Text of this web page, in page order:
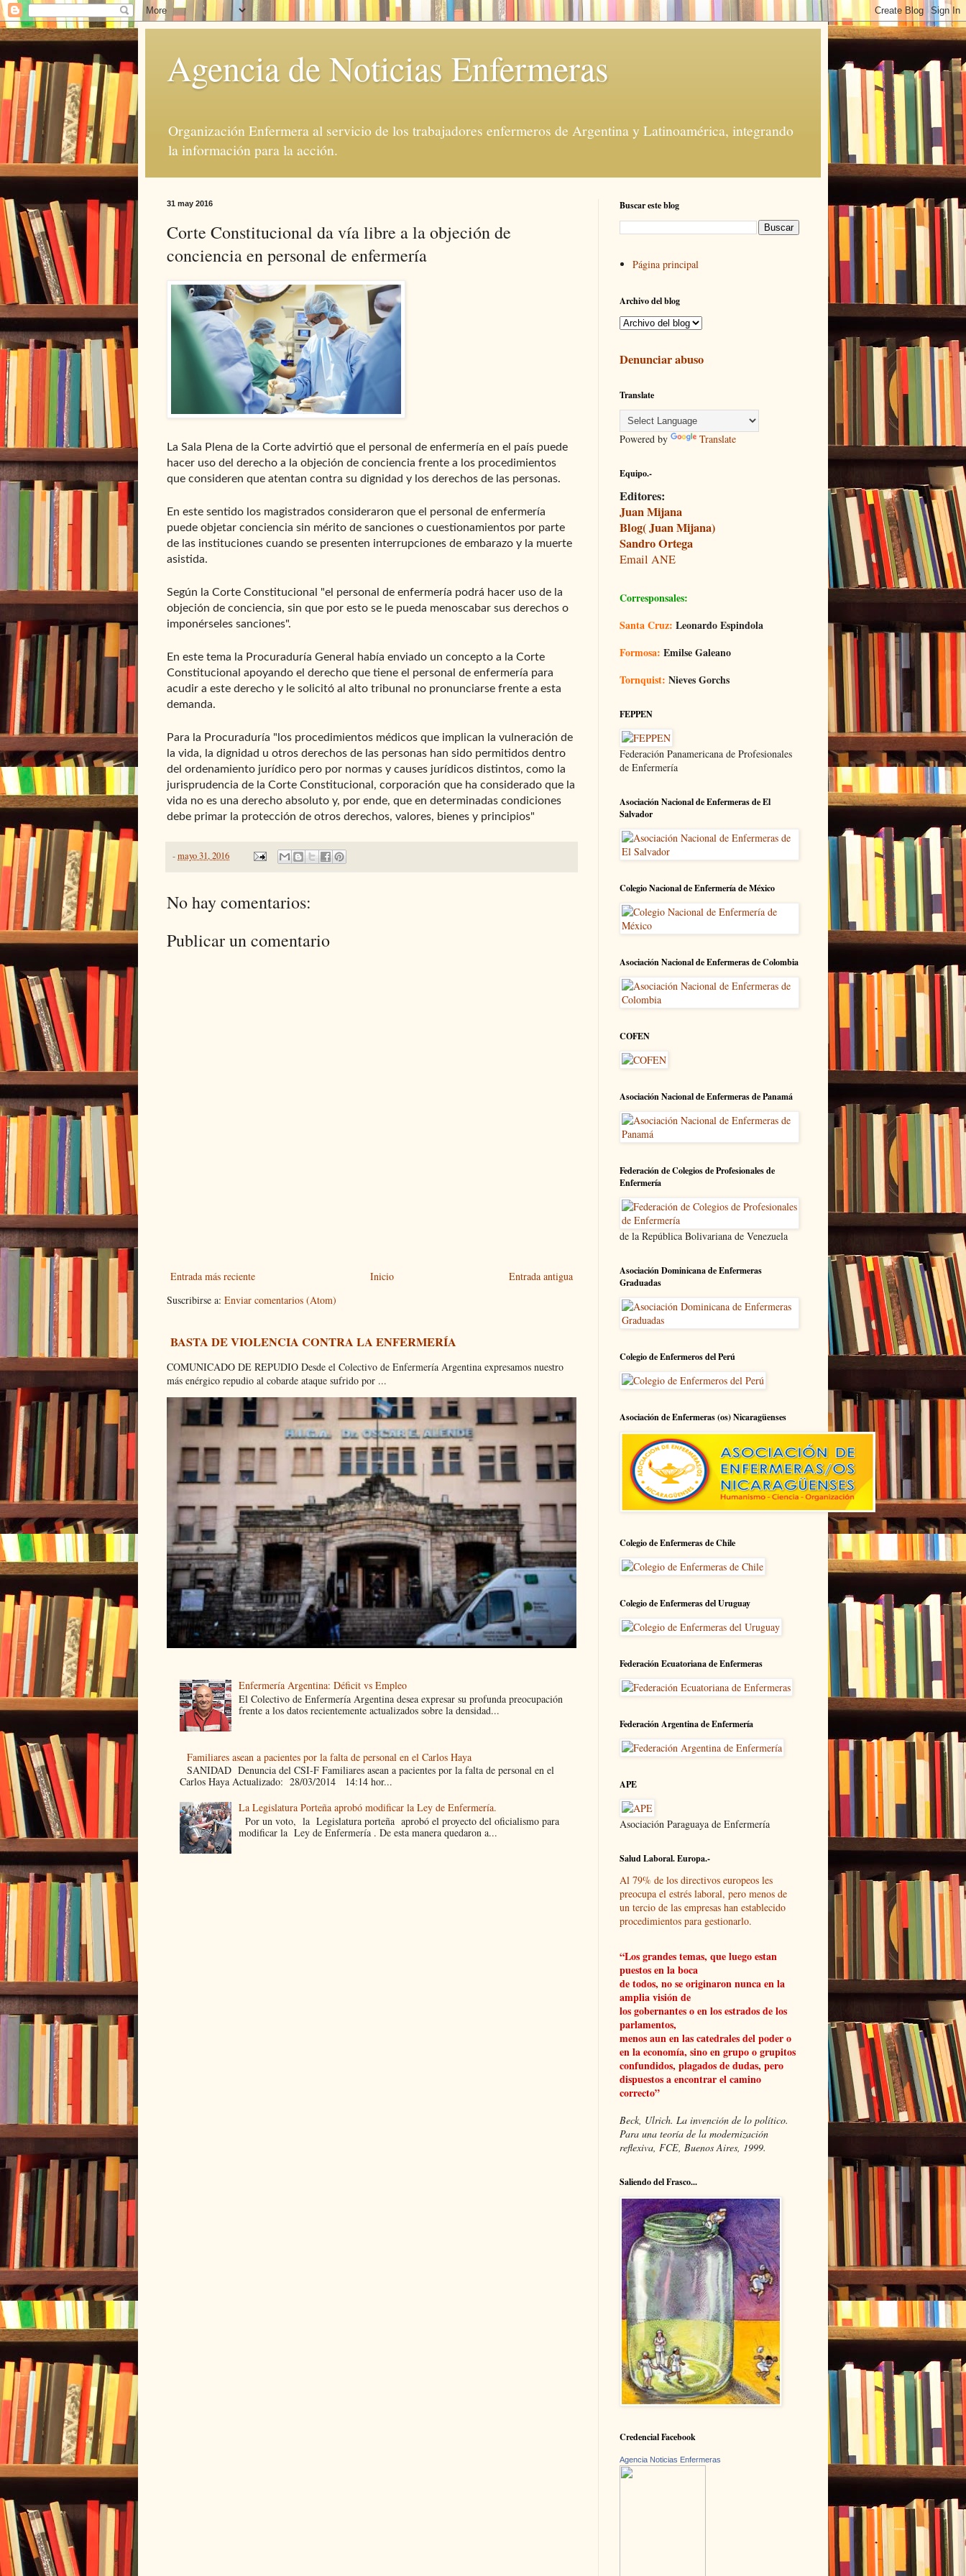
Agencia de Noticias Enfermeras
Organización Enfermera al servicio de los trabajadores enfermeros de Argentina y Latinoamérica, integrando
la información para la acción.
31 may 2016
Corte Constitucional da vía libre a la objeción de
conciencia en personal de enfermería
La Sala Plena de la Corte advirtió que el personal de enfermería en el país puede
hacer uso del derecho a la objeción de conciencia frente a los procedimientos
que consideren que atentan contra su dignidad y los derechos de las personas.
En este sentido los magistrados consideraron que el personal de enfermería
puede objetar conciencia sin mérito de sanciones o cuestionamientos por parte
de las instituciones cuando se presenten interrupciones de embarazo y la muerte
asistida.
Según la Corte Constitucional "el personal de enfermería podrá hacer uso de la
objeción de conciencia, sin que por esto se le pueda menoscabar sus derechos o
imponérseles sanciones".
En este tema la Procuraduría General había enviado un concepto a la Corte
Constitucional apoyando el derecho que tiene el personal de enfermería para
acudir a este derecho y le solicitó al alto tribunal no pronunciarse frente a esta
demanda.
Para la Procuraduría "los procedimientos médicos que implican la vulneración de
la vida, la dignidad u otros derechos de las personas han sido permitidos dentro
del ordenamiento jurídico pero por normas y causes jurídicos distintos, como la
jurisprudencia de la Corte Constitucional, corporación que ha considerado que la
vida no es una derecho absoluto y, por ende, que en determinadas condiciones
debe primar la protección de otros derechos, valores, bienes y principios"
-mayo 31, 2016
No hay comentarios:
Publicar un comentario
Entrada más reciente Entrada antigua
Inicio
Suscribirse a: Enviar comentarios (Atom)
BASTA DE VIOLENCIA CONTRA LA ENFERMERÍA
COMUNICADO DE REPUDIO Desde el Colectivo de Enfermería Argentina expresamos nuestro
más enérgico repudio al cobarde ataque sufrido por ...
Enfermería Argentina: Déficit vs Empleo
El Colectivo de Enfermería Argentina desea expresar su profunda preocupación
frente a los datos recientemente actualizados sobre la densidad...
Familiares asean a pacientes por la falta de personal en el Carlos Haya
SANIDAD Denuncia del CSI-F Familiares asean a pacientes por la falta de personal en el
Carlos Haya Actualizado: 28/03/2014 14:14 hor...
La Legislatura Porteña aprobó modificar la Ley de Enfermería.
Por un voto, la Legislatura porteña aprobó el proyecto del oficialismo para
modificar la Ley de Enfermería . De esta manera quedaron a...
Buscar este blog
Página principal
Archivo del blog
Denunciar abuso
Translate
Powered by Translate
Equipo.-
Editores:
Juan Mijana
Blog( Juan Mijana)
Sandro Ortega
Email ANE
Corresponsales:
Santa Cruz: Leonardo Espindola
Formosa: Emilse Galeano
Tornquist: Nieves Gorchs
FEPPEN
Federación Panamericana de Profesionales
de Enfermería
Asociación Nacional de Enfermeras de El
Salvador
Colegio Nacional de Enfermería de México
Asociación Nacional de Enfermeras de Colombia
COFEN
Asociación Nacional de Enfermeras de Panamá
Federación de Colegios de Profesionales de
Enfermería
de la República Bolivariana de Venezuela
Asociación Dominicana de Enfermeras
Graduadas
Colegio de Enfermeros del Perú
Asociación de Enfermeras (os) Nicaragüenses
Colegio de Enfermeras de Chile
Colegio de Enfermeras del Uruguay
Federación Ecuatoriana de Enfermeras
Federación Argentina de Enfermería
APE
Asociación Paraguaya de Enfermería
Salud Laboral. Europa.-
Al 79% de los directivos europeos les
preocupa el estrés laboral, pero menos de
un tercio de las empresas han establecido
procedimientos para gestionarlo.
“Los grandes temas, que luego estan
puestos en la boca
de todos, no se originaron nunca en la
amplia visión de
los gobernantes o en los estrados de los
parlamentos,
menos aun en las catedrales del poder o
en la economía, sino en grupo o grupitos
confundidos, plagados de dudas, pero
dispuestos a encontrar el camino
correcto”
Beck, Ulrich. La invención de lo político.
Para una teoría de la modernización
reflexiva, FCE, Buenos Aires, 1999.
Saliendo del Frasco...
Credencial Facebook
Agencia Noticias Enfermeras